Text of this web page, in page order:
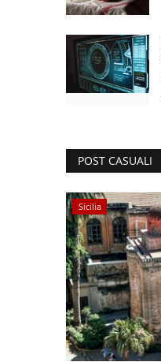
POST CASUALI
Sicilia